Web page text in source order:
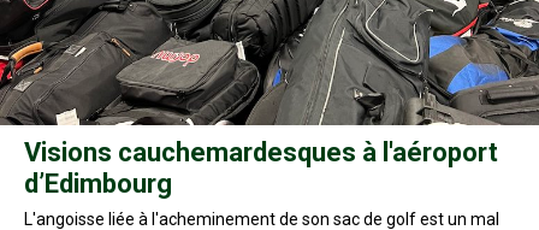
Visions cauchemardesques à l'aéroport
d’Edimbourg
L'angoisse liée à l'acheminement de son sac de golf est un mal